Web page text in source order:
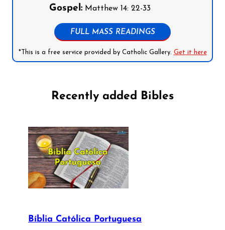
Gospel: Matthew 14: 22-33
FULL MASS READINGS
*This is a free service provided by Catholic Gallery. Get it here
Recently added Bibles
Bíblia Católica Portuguesa